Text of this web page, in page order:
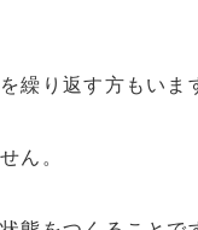
繰り返す方もい
ん。